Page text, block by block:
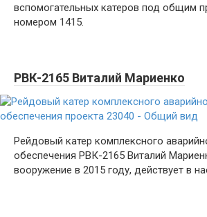
вспомогательных катеров под общим
номером 1415.
РВК-2165 Виталий Мариенко
Рейдовый катер комплексного
обеспечения РВК-2165 Виталий
вооружение в 2015 году, действует в